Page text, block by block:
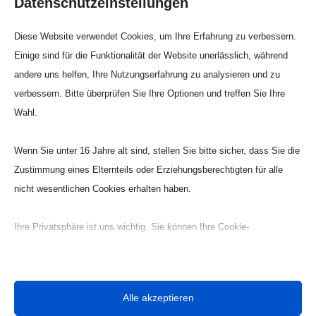
Waldsporthalle) steigt das vorletzte Heimspiel der
JSG TVK/ART in Korschenbroich. Gegen den
Tabellenzwölften aus Borken, der am Samstag
den TV Lobberich empfängt, will die JSG den 21.
Saisonsieg einfahren.
Aufstellung und Torschützen der JSG TVK/ART im
Spiel beim HSV Wuppertal:
Katja Grewe, Enya Fritz – Laura Wolf, Sarah
Jasmin Lüdtke (6), Martyna Lipiejko, Julia Russek
Diese Website verwendet Cookies, um Ihre Erfahrung zu verbessern.
Einige sind für die Funktionalität der Website unerlässlich, während
andere uns helfen, Ihre Nutzungserfahrung zu analysieren und zu
verbessern. Bitte überprüfen Sie Ihre Optionen und treffen Sie Ihre
Wahl.
Wenn Sie unter 16 Jahre alt sind, stellen Sie bitte sicher, dass Sie die
Zustimmung eines Elternteils oder Erziehungsberechtigten für alle
nicht wesentlichen Cookies erhalten haben.
Ihre Privatsphäre ist uns wichtig. Sie können Ihre Cookie-
Sie können Ihre Präferenzen jederzeit ändern, indem Sie auf die
Schaltfläche „Einstellungen“ unten klicken.
Alle akzeptieren